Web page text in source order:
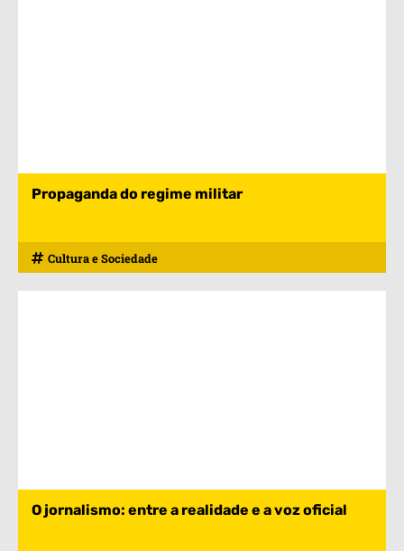
Propaganda do regime militar
Cultura e Sociedade
O jornalismo: entre a realidade e a voz oficial